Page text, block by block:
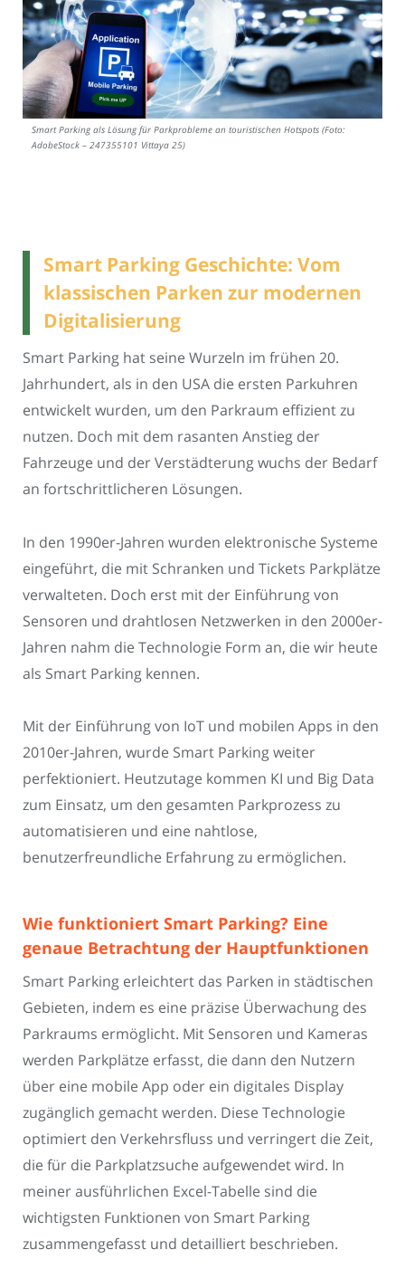
Smart Parking als Lösung für Parkprobleme an touristischen Hotspots (Foto:
AdobeStock – 247355101 Vittaya 25)
Smart Parking Geschichte: Vom
klassischen Parken zur modernen
Digitalisierung
Smart Parking hat seine Wurzeln im frühen 20.
Jahrhundert, als in den USA die ersten Parkuhren
entwickelt wurden, um den Parkraum effizient zu
nutzen. Doch mit dem rasanten Anstieg der
Fahrzeuge und der Verstädterung wuchs der Bedarf
an fortschrittlicheren Lösungen.
In den 1990er-Jahren wurden elektronische Systeme
eingeführt, die mit Schranken und Tickets Parkplätze
verwalteten. Doch erst mit der Einführung von
Sensoren und drahtlosen Netzwerken in den 2000er-
Jahren nahm die Technologie Form an, die wir heute
als Smart Parking kennen.
Mit der Einführung von IoT und mobilen Apps in den
2010er-Jahren, wurde Smart Parking weiter
perfektioniert. Heutzutage kommen KI und Big Data
zum Einsatz, um den gesamten Parkprozess zu
automatisieren und eine nahtlose,
benutzerfreundliche Erfahrung zu ermöglichen.
Wie funktioniert Smart Parking? Eine
genaue Betrachtung der Hauptfunktionen
Smart Parking erleichtert das Parken in städtischen
Gebieten, indem es eine präzise Überwachung des
Parkraums ermöglicht. Mit Sensoren und Kameras
werden Parkplätze erfasst, die dann den Nutzern
über eine mobile App oder ein digitales Display
zugänglich gemacht werden. Diese Technologie
optimiert den Verkehrsfluss und verringert die Zeit,
die für die Parkplatzsuche aufgewendet wird. In
meiner ausführlichen Excel-Tabelle sind die
wichtigsten Funktionen von Smart Parking
zusammengefasst und detailliert beschrieben.